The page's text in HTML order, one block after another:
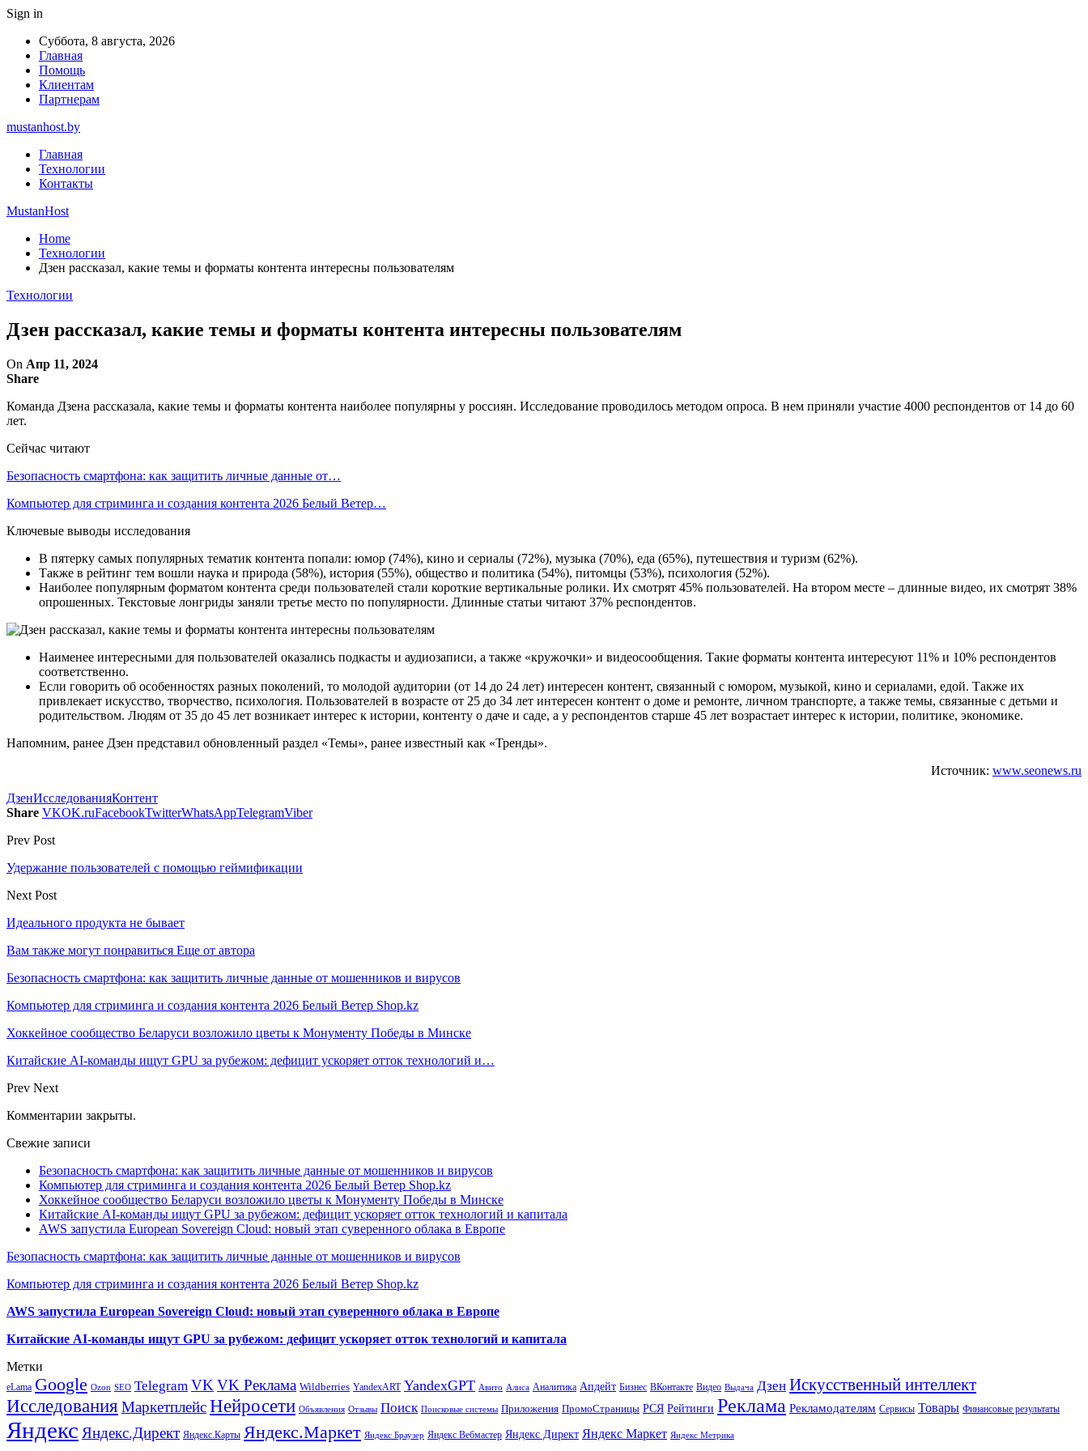
Sign in
Суббота, 8 августа, 2026
Главная
Помощь
Клиентам
Партнерам
mustanhost.by
Главная
Технологии
Контакты
MustanHost
Home
Технологии
Дзен рассказал, какие темы и форматы контента интересны пользователям
Технологии
Дзен рассказал, какие темы и форматы контента интересны пользователям
On Апр 11, 2024
Share
Команда Дзена рассказала, какие темы и форматы контента наиболее популярны у россиян. Исследование проводилось методом опроса. В нем приняли участие 4000 респондентов от 14 до 60
лет.
Сейчас читают
Безопасность смартфона: как защитить личные данные от…
Компьютер для стриминга и создания контента 2026 Белый Ветер…
Ключевые выводы исследования
В пятерку самых популярных тематик контента попали: юмор (74%), кино и сериалы (72%), музыка (70%), еда (65%), путешествия и туризм (62%).
Также в рейтинг тем вошли наука и природа (58%), история (55%), общество и политика (54%), питомцы (53%), психология (52%).
Наиболее популярным форматом контента среди пользователей стали короткие вертикальные ролики. Их смотрят 45% пользователей. На втором месте – длинные видео, их смотрят 38%
опрошенных. Текстовые лонгриды заняли третье место по популярности. Длинные статьи читают 37% респондентов.
Наименее интересными для пользователей оказались подкасты и аудиозаписи, а также «кружочки» и видеосообщения. Такие форматы контента интересуют 11% и 10% респондентов
соответственно.
Если говорить об особенностях разных поколений, то молодой аудитории (от 14 до 24 лет) интересен контент, связанный с юмором, музыкой, кино и сериалами, едой. Также их
привлекает искусство, творчество, психология. Пользователей в возрасте от 25 до 34 лет интересен контент о доме и ремонте, личном транспорте, а также темы, связанные с детьми и
родительством. Людям от 35 до 45 лет возникает интерес к истории, контенту о даче и саде, а у респондентов старше 45 лет возрастает интерес к истории, политике, экономике.
Напомним, ранее Дзен представил обновленный раздел «Темы», ранее известный как «Тренды».
Источник: www.seonews.ru
ДзенИсследованияКонтент
Share VKOK.ruFacebookTwitterWhatsAppTelegramViber
Prev Post
Удержание пользователей с помощью геймификации
Next Post
Идеального продукта не бывает
Вам также могут понравиться Еще от автора
Безопасность смартфона: как защитить личные данные от мошенников и вирусов
Компьютер для стриминга и создания контента 2026 Белый Ветер Shop.kz
Хоккейное сообщество Беларуси возложило цветы к Монументу Победы в Минске
Китайские AI-команды ищут GPU за рубежом: дефицит ускоряет отток технологий и…
Prev Next
Комментарии закрыты.
Свежие записи
Безопасность смартфона: как защитить личные данные от мошенников и вирусов
Компьютер для стриминга и создания контента 2026 Белый Ветер Shop.kz
Хоккейное сообщество Беларуси возложило цветы к Монументу Победы в Минске
Китайские AI-команды ищут GPU за рубежом: дефицит ускоряет отток технологий и капитала
AWS запустила European Sovereign Cloud: новый этап суверенного облака в Европе
Безопасность смартфона: как защитить личные данные от мошенников и вирусов
Компьютер для стриминга и создания контента 2026 Белый Ветер Shop.kz
AWS запустила European Sovereign Cloud: новый этап суверенного облака в Европе
Китайские AI-команды ищут GPU за рубежом: дефицит ускоряет отток технологий и капитала
Метки
eLama Google Ozon SEO Telegram VK VK Реклама Wildberries YandexART YandexGPT Авито Алиса Аналитика Апдейт Бизнес ВКонтакте Видео Выдача Дзен Искусственный интеллект
Исследования МаркетплейсНейросети Объявления Отзывы Поиск Поисковые системы Приложения ПромоСтраницы РСЯ Рейтинги Реклама Рекламодателям Сервисы Товары Финансовые результаты
Яндекс Яндекс.Директ Яндекс.Карты Яндекс.Маркет Яндекс Браузер Яндекс Вебмастер Яндекс Директ Яндекс Маркет Яндекс Метрика